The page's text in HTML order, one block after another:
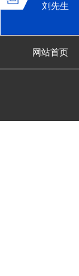
刘先生
网站首页